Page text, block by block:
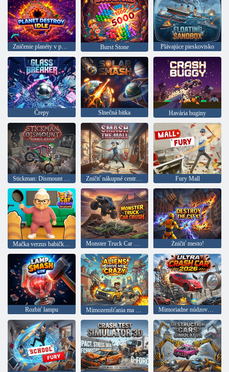
Zničenie planéty v pohotovostnom režime Burst Stone Plávajúce pieskovisko
Črepy Slnečná bitka Havária buginy
Zničiť nákupné centrum Fury Mall
Mačka verzus babička. Simulátor mačky. Monster Truck Car Stampede Zničiť mesto!
Rozbiť lampu Mimozemšťania ma privádzajú do šialenstva Mimoriadne núdzové vozidlo 2026